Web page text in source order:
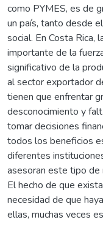
como PYMES, es de
un país, tanto desde
social. En Costa Rica,
importante de la
significativo de la
al sector exportador
tienen que enfrentar
desconocimiento y
tomar decisiones
todos los beneficios
diferentes
asesoran este tipo de
El hecho de que
necesidad de que
ellas, muchas veces